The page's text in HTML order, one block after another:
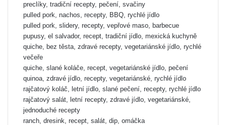
preclíky, tradiční recepty, pečení, svačiny
pulled pork, nachos, recepty, BBQ, rychlé jídlo
pulled pork, slidery, recepty, vepřové maso, barbecue
pupusy, el salvador, recept, tradiční jídlo, mexická kuchyně
quiche, bez těsta, zdravé recepty, vegetariánské jídlo, rychlé
večeře
quiche, slané koláče, recept, vegetariánské jídlo, pečení
quinoa, zdravé jídlo, recepty, vegetariánské, rychlé jídlo
rajčatový koláč, letní jídlo, slané pečení, recepty, rychlé jídlo
rajčatový salát, letní recepty, zdravé jídlo, vegetariánské,
jednoduché recepty
ranch, dresink, recept, salát, dip, omáčka